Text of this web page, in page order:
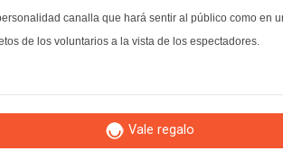
canalla que hará sentir al público como en
de los voluntarios a la vista de los espectadores.
Vale regalo